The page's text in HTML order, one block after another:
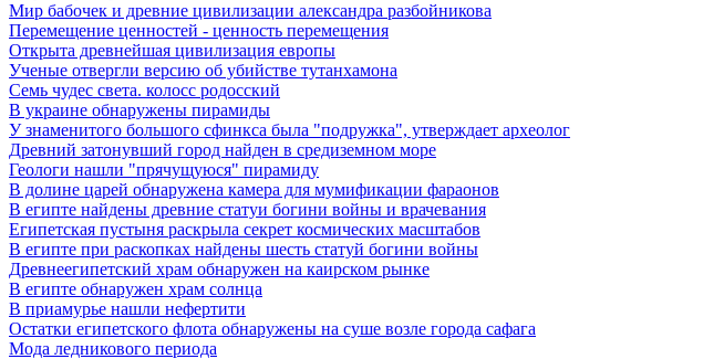
Мир бабочек и древние цивилизации александра разбойникова
Перемещение ценностей - ценность перемещения
Открыта древнейшая цивилизация европы
Ученые отвергли версию об убийстве тутанхамона
Семь чудес света. колосс родосский
В украине обнаружены пирамиды
У знаменитого большого сфинкса была "подружка", утверждает археолог
Древний затонувший город найден в средиземном море
Геологи нашли "прячущуюся" пирамиду
В долине царей обнаружена камера для мумификации фараонов
В египте найдены древние статуи богини войны и врачевания
Египетская пустыня раскрыла секрет космических масштабов
В египте при раскопках найдены шесть статуй богини войны
Древнеегипетский храм обнаружен на каирском рынке
В египте обнаружен храм солнца
В приамурье нашли нефертити
Остатки египетского флота обнаружены на суше возле города сафага
Мода ледникового периода